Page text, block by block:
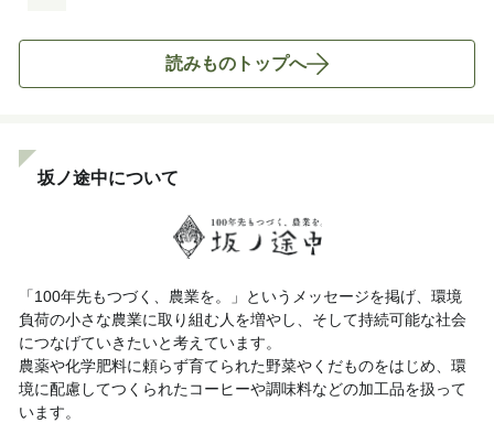
読みものトップへ
坂ノ途中について
「100年先もつづく、農業を。」というメッセージを掲げ、環境
負荷の小さな農業に取り組む人を増やし、そして持続可能な社会
につなげていきたいと考えています。
農薬や化学肥料に頼らず育てられた野菜やくだものをはじめ、環
境に配慮してつくられたコーヒーや調味料などの加工品を扱って
います。